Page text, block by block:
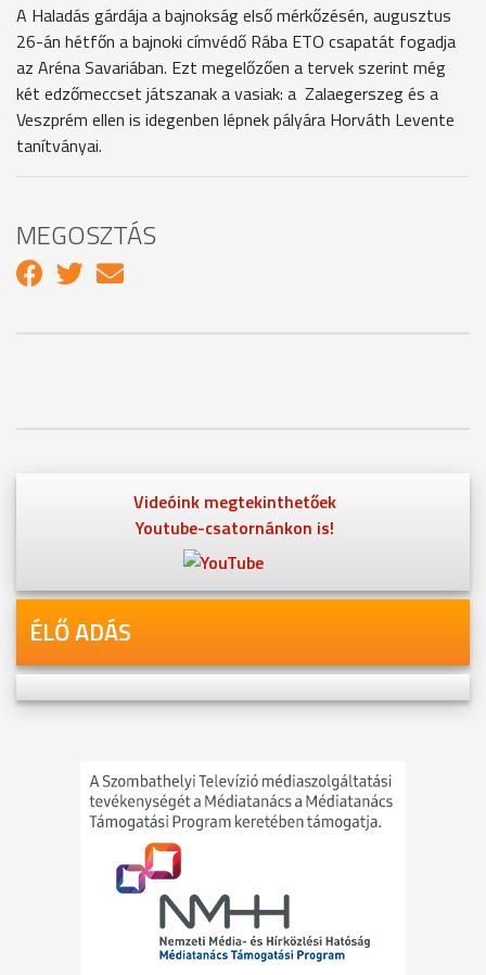
A Haladás gárdája a bajnokság első mérkőzésén, augusztus
26-án hétfőn a bajnoki címvédő Rába ETO csapatát fogadja
az Aréna Savariában. Ezt megelőzően a tervek szerint még
két edzőmeccset játszanak a vasiak: a Zalaegerszeg és a
Veszprém ellen is idegenben lépnek pályára Horváth Levente
tanítványai.
MEGOSZTÁS
Videóink megtekinthetőek
Youtube-csatornánkon is!
ÉLŐ ADÁS